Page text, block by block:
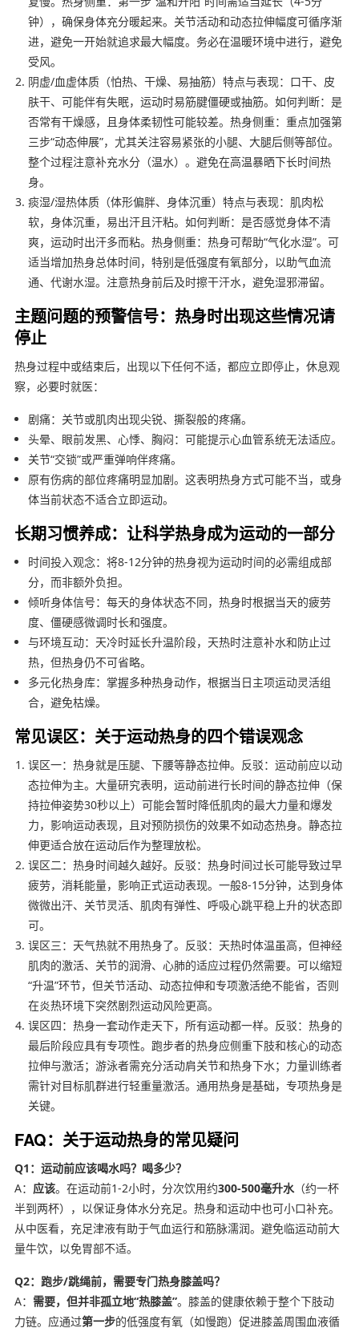
钟），确保身体充分暖起来。关节活动和动态拉伸幅度可循序渐
进，避免一开始就追求最大幅度。务必在温暖环境中进行，避免
受风。
阴虚/血虚体质（怕热、干燥、易抽筋）特点与表现：口干、皮
肤干、可能伴有失眠，运动时易筋腱僵硬或抽筋。如何判断：是
否常有干燥感，且身体柔韧性可能较差。热身侧重：重点加强第
三步“动态伸展”，尤其关注容易紧张的小腿、大腿后侧等部位。
整个过程注意补充水分（温水）。避免在高温暴晒下长时间热
身。
痰湿/湿热体质（体形偏胖、身体沉重）特点与表现：肌肉松
软，身体沉重，易出汗且汗粘。如何判断：是否感觉身体不清
爽，运动时出汗多而粘。热身侧重：热身可帮助“气化水湿”。可
适当增加热身总体时间，特别是低强度有氧部分，以助气血流
通、代谢水湿。注意热身前后及时擦干汗水，避免湿邪滞留。
主题问题的预警信号：热身时出现这些情况请
停止
热身过程中或结束后，出现以下任何不适，都应立即停止，休息观
察，必要时就医：
剧痛：关节或肌肉出现尖锐、撕裂般的疼痛。
头晕、眼前发黑、心悸、胸闷：可能提示心血管系统无法适应。
关节“交锁”或严重弹响伴疼痛。
原有伤病的部位疼痛明显加剧。这表明热身方式可能不当，或身
体当前状态不适合立即运动。
长期习惯养成：让科学热身成为运动的一部分
时间投入观念：将8-12分钟的热身视为运动时间的必需组成部
分，而非额外负担。
倾听身体信号：每天的身体状态不同，热身时根据当天的疲劳
度、僵硬感微调时长和强度。
与环境互动：天冷时延长升温阶段，天热时注意补水和防止过
热，但热身仍不可省略。
多元化热身库：掌握多种热身动作，根据当日主项运动灵活组
合，避免枯燥。
常见误区：关于运动热身的四个错误观念
误区一：热身就是压腿、下腰等静态拉伸。反驳：运动前应以动
态拉伸为主。大量研究表明，运动前进行长时间的静态拉伸（保
持拉伸姿势30秒以上）可能会暂时降低肌肉的最大力量和爆发
力，影响运动表现，且对预防损伤的效果不如动态热身。静态拉
伸更适合放在运动后作为整理放松。
误区二：热身时间越久越好。反驳：热身时间过长可能导致过早
疲劳，消耗能量，影响正式运动表现。一般8-15分钟，达到身体
微微出汗、关节灵活、肌肉有弹性、呼吸心跳平稳上升的状态即
可。
误区三：天气热就不用热身了。反驳：天热时体温虽高，但神经
肌肉的激活、关节的润滑、心肺的适应过程仍然需要。可以缩短
“升温”环节，但关节活动、动态拉伸和专项激活绝不能省，否则
在炎热环境下突然剧烈运动风险更高。
误区四：热身一套动作走天下，所有运动都一样。反驳：热身的
最后阶段应具有专项性。跑步者的热身应侧重下肢和核心的动态
拉伸与激活；游泳者需充分活动肩关节和热身下水；力量训练者
需针对目标肌群进行轻重量激活。通用热身是基础，专项热身是
关键。
FAQ：关于运动热身的常见疑问
Q1：运动前应该喝水吗？喝多少？
A： 应该。在运动前1-2小时，分次饮用约300-500毫升水（约一杯
半到两杯），以保证身体水分充足。热身和运动中也可小口补充。
从中医看，充足津液有助于气血运行和筋脉濡润。避免临运动前大
量牛饮，以免胃部不适。
Q2：跑步/跳绳前，需要专门热身膝盖吗？
A： 需要，但并非孤立地“热膝盖”。膝盖的健康依赖于整个下肢动
力链。应通过第一步的低强度有氧（如慢跑）促进膝盖周围血液循